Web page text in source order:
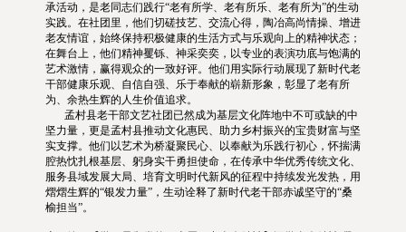
承活动，是老同志们践行“老有所学、老有所乐、老有所为”的生动
实践。在社团里，他们切磋技艺、交流心得，陶冶高尚情操、增进
老友情谊，始终保持积极健康的生活方式与乐观向上的精神状态；
在舞台上，他们精神矍铄、神采奕奕，以专业的表演功底与饱满的
艺术激情，赢得观众的一致好评。他们用实际行动展现了新时代老
干部健康乐观、自信自强、乐于奉献的崭新形象，彰显了老有所
为、余热生辉的人生价值追求。
孟村县老干部文艺社团已然成为基层文化阵地中不可或缺的中
坚力量，更是孟村县推动文化惠民、助力乡村振兴的宝贵财富与坚
实支撑。他们以艺术为桥凝聚民心、以奉献为乐践行初心，怀揣满
腔热忱扎根基层、躬身实干勇担使命，在传承中华优秀传统文化、
服务县域发展大局、培育文明时代新风的征程中持续发光发热，用
熠熠生辉的“银发力量”，生动诠释了新时代老干部赤诚坚守的“桑
榆担当”。